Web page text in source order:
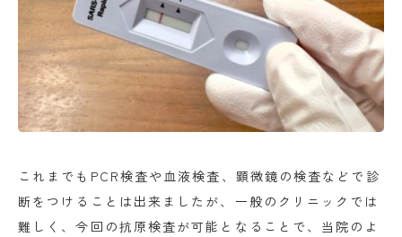
これまでもPCR検査や血液検査、顕微鏡の検査などで診
断をつけることは出来ましたが、一般のクリニックでは
難しく、今回の抗原検査が可能となることで、当院のよ